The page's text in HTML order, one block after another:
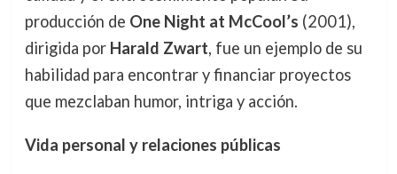
producción de One Night at McCool’s (2001),
dirigida por Harald Zwart, fue un ejemplo de su
habilidad para encontrar y financiar proyectos
que mezclaban humor, intriga y acción.
Vida personal y relaciones públicas